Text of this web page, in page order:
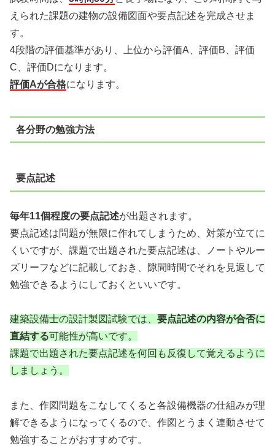
えられた課題の建物の設備図面や要点記述を完成させま
す。
4段階の評価基準があり、上位から評価A、評価B、評価
C、評価Dになります。
評価Aが合格になります。
各分野の勉強方法
要点記述
毎年11個程度の要点記述が出題されます。
要点記述は問題が無限に作れてしまう ため、対策が立てに
くいですが、課題で出題された要点記述は、ノートやルー
ズリーフなどに記載しておき、隙間時間でそれを見返して
勉強できるようにしておくといいです。
建築設備士の設計製図試験では、 要点記述の内容が合否に
直結する可能性が高いです。
課題で出題された要点記述を何回も反復して覚えるように
しましょう。
また、作図問題をこなしてくると各設備機器の仕組みが理
解できるようになってくるので、作図とうまく連動させて
勉強することがおすすめです。